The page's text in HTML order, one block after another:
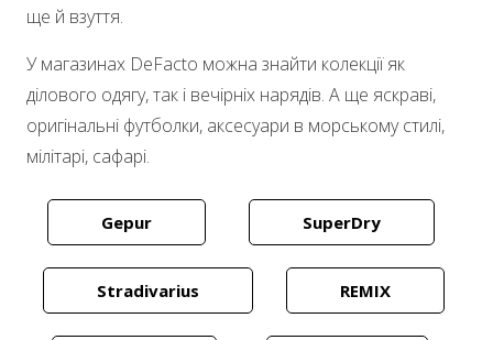
ще й взуття.
У магазинах DeFacto можна знайти колекції як
ділового одягу, так і вечірніх нарядів. А ще яскраві,
оригінальні футболки, аксесуари в морському стилі,
мілітарі, сафарі.
Gepur SuperDry
Stradivarius REMIX